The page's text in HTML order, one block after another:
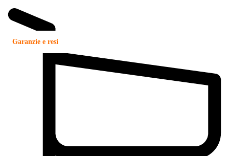
Garanzie e resi